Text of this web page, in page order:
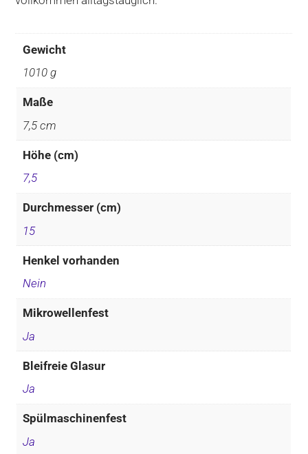
Gewicht
1010 g
Maße
7,5 cm
Höhe (cm)
7,5
Durchmesser (cm)
15
Henkel vorhanden
Nein
Mikrowellenfest
Ja
Bleifreie Glasur
Ja
Spülmaschinenfest
Ja